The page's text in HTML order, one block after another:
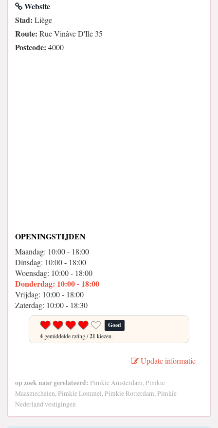
Website
Stad: Liège
Route: Rue Vinâve D'Ile 35
Postcode: 4000
OPENINGSTIJDEN
Maandag: 10:00 - 18:00
Dinsdag: 10:00 - 18:00
Woensdag: 10:00 - 18:00
Donderdag: 10:00 - 18:00
Vrijdag: 10:00 - 18:00
Zaterdag: 10:00 - 18:30
Goed
4 gemiddelde rating /21 kiezen.
Update informatie
op zoek naar gerelateerd: Pimkie Amsterdam, Pimkie
Maasmechelen, Pimkie Lommel, Pimkie Rotterdam, Pimkie
Nederland vestigingen